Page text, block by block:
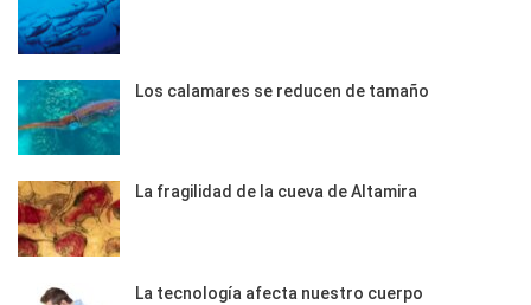
Los calamares se reducen de tamaño
La fragilidad de la cueva de Altamira
La tecnología afecta nuestro cuerpo